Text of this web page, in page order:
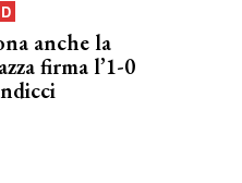
anche la
firma l’1-0